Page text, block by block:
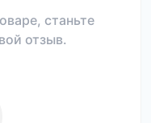
станьте
отзыв.